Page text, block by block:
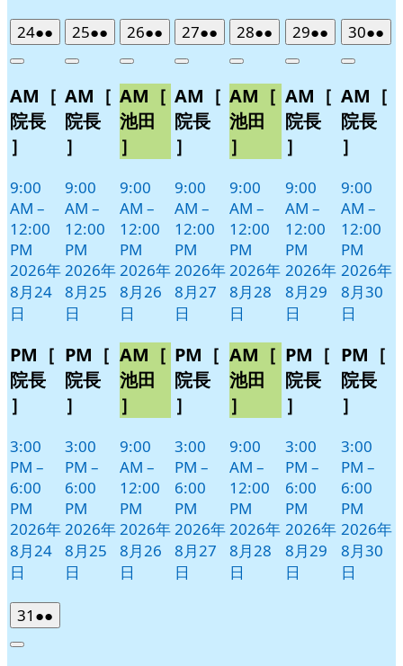
242026
年
月
24
日
●●
件
イ
ベ
ト)
Close
AM［
院長
］
9:00
AM –
12:00
PM
2026年
8月24
日
PM［
院長
］
3:00
PM –
6:00
PM
2026年
8月24
日
252026
年
月
25
日
●●
件
イ
ベ
ト)
Close
AM［
院長
］
9:00
AM –
12:00
PM
2026年
8月25
日
PM［
院長
］
3:00
PM –
6:00
PM
2026年
8月25
日
262026
年
月
26
日
●●
件
イ
ベ
ト)
Close
AM［
池田
］
9:00
AM –
12:00
PM
2026年
8月26
日
AM［
池田
］
9:00
AM –
12:00
PM
2026年
8月26
日
272026
年
月
27
日
●●
件
イ
ベ
ト)
Close
AM［
院長
］
9:00
AM –
12:00
PM
2026年
8月27
日
PM［
院長
］
3:00
PM –
6:00
PM
2026年
8月27
日
282026
年
月
28
日
●●
件
イ
ベ
ト)
Close
AM［
池田
］
9:00
AM –
12:00
PM
2026年
8月28
日
AM［
池田
］
9:00
AM –
12:00
PM
2026年
8月28
日
292026
年
月
29
日
●●
件
イ
ベ
ト)
Close
AM［
院長
］
9:00
AM –
12:00
PM
2026年
8月29
日
PM［
院長
］
3:00
PM –
6:00
PM
2026年
8月29
日
302026
年
月
30
日
●●
件
イ
Close
AM［
院長
］
9:00
AM –
12:00
PM
2026年
8月30
日
PM［
院長
］
3:00
PM –
6:00
PM
2026年
8月30
日
31 2026
年
●●
件
Close